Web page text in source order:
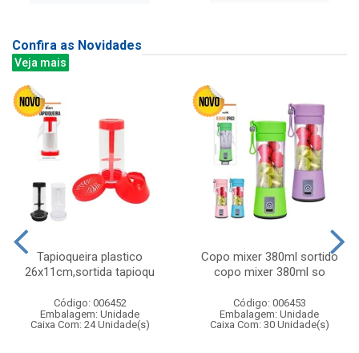
Confira as Novidades
Veja mais
Tapioqueira plastico
26x11cm,sortida tapioqu
Código: 006452
Embalagem: Unidade
Caixa Com: 24 Unidade(s)
Copo mixer 380ml sortido
copo mixer 380ml so
Código: 006453
Embalagem: Unidade
Caixa Com: 30 Unidade(s)